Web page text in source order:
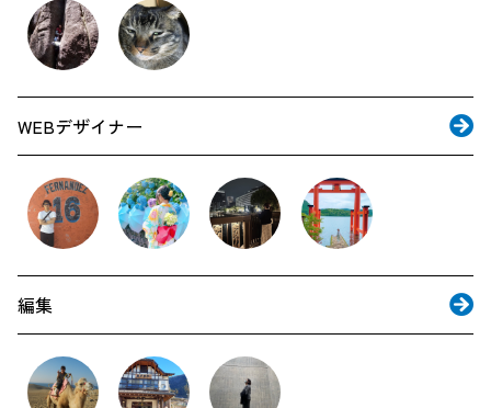
WEBデザイナー
編集